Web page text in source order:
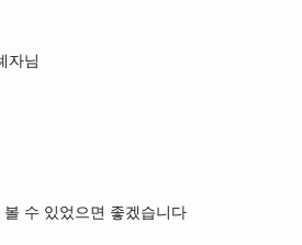
자님
수 있었으면 좋겠습니다